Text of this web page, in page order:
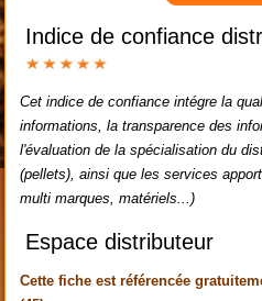
Indice de confiance
Cet indice de confiance intégre la
informations, la transparence des
l'évaluation de la spécialisation du
(pellets), ainsi que les services
multi marques, matériels...)
Espace distributeur
Cette fiche est référencée